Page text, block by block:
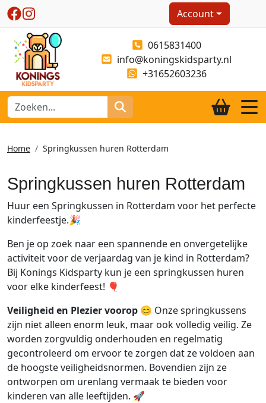
Account
0615831400
info@koningskidsparty.nl
+31652603236
Home Springkussen huren Rotterdam
Springkussen huren Rotterdam
Huur een Springkussen in Rotterdam voor het perfecte
kinderfeestje.🎉
Ben je op zoek naar een spannende en onvergetelijke
activiteit voor de verjaardag van je kind in Rotterdam?
Bij Konings Kidsparty kun je een springkussen huren
voor elke kinderfeest! 🎈
Veiligheid en Plezier voorop 😊 Onze springkussens
zijn niet alleen enorm leuk, maar ook volledig veilig. Ze
worden zorgvuldig onderhouden en regelmatig
gecontroleerd om ervoor te zorgen dat ze voldoen aan
de hoogste veiligheidsnormen. Bovendien zijn ze
ontworpen om urenlang vermaak te bieden voor
kinderen van alle leeftijden. 🚀